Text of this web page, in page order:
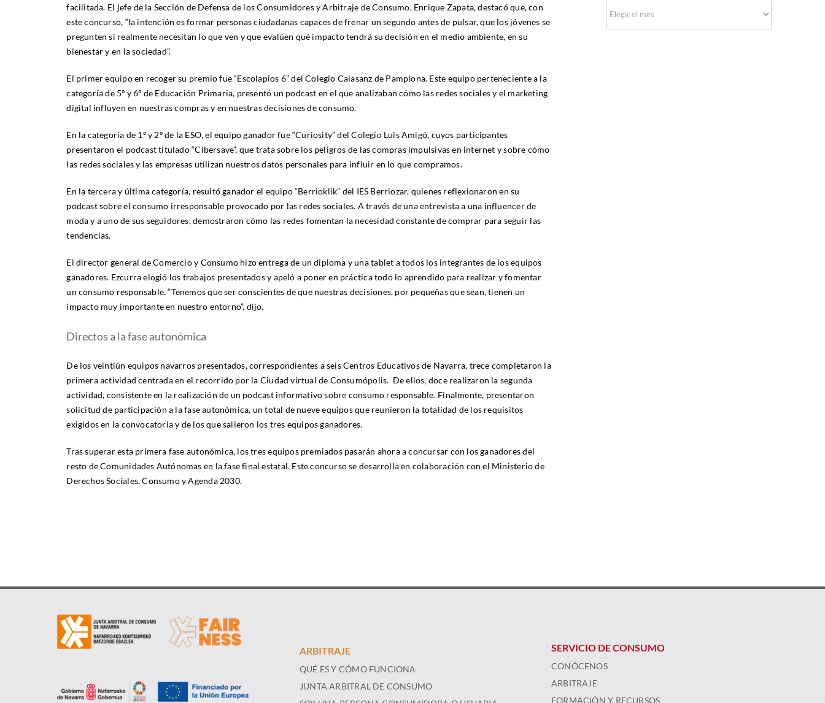
facilitada. El jefe de la Sección de Defensa de los Consumidores y Arbitraje de Consumo, Enrique Zapata, destacó que, con
este concurso, “la intención es formar personas ciudadanas capaces de frenar un segundo antes de pulsar, que los jóvenes se
pregunten si realmente necesitan lo que ven y que evalúen qué impacto tendrá su decisión en el medio ambiente, en su
bienestar y en la sociedad”.
El primer equipo en recoger su premio fue “Escolapios 6” del Colegio Calasanz de Pamplona. Este equipo perteneciente a la
categoría de 5º y 6º de Educación Primaria, presentó un podcast en el que analizaban cómo las redes sociales y el marketing
digital influyen en nuestras compras y en nuestras decisiones de consumo.
En la categoría de 1º y 2º de la ESO, el equipo ganador fue “Curiosity” del Colegio Luis Amigó, cuyos participantes
presentaron el podcast titulado “Cibersave”, que trata sobre los peligros de las compras impulsivas en internet y sobre cómo
las redes sociales y las empresas utilizan nuestros datos personales para influir en lo que compramos.
En la tercera y última categoría, resultó ganador el equipo “Berrioklik” del IES Berriozar, quienes reflexionaron en su
podcast sobre el consumo irresponsable provocado por las redes sociales. A través de una entrevista a una influencer de
moda y a uno de sus seguidores, demostraron cómo las redes fomentan la necesidad constante de comprar para seguir las
tendencias.
El director general de Comercio y Consumo hizo entrega de un diploma y una tablet a todos los integrantes de los equipos
ganadores. Ezcurra elogió los trabajos presentados y apeló a poner en práctica todo lo aprendido para realizar y fomentar
un consumo responsable. “Tenemos que ser conscientes de que nuestras decisiones, por pequeñas que sean, tienen un
impacto muy importante en nuestro entorno”, dijo.
Directos a la fase autonómica
De los veintiún equipos navarros presentados, correspondientes a seis Centros Educativos de Navarra, trece completaron la
primera actividad centrada en el recorrido por la Ciudad virtual de Consumópolis. De ellos, doce realizaron la segunda
actividad, consistente en la realización de un podcast informativo sobre consumo responsable. Finalmente, presentaron
solicitud de participación a la fase autonómica, un total de nueve equipos que reunieron la totalidad de los requisitos
exigidos en la convocatoria y de los que salieron los tres equipos ganadores.
Tras superar esta primera fase autonómica, los tres equipos premiados pasarán ahora a concursar con los ganadores del
resto de Comunidades Autónomas en la fase final estatal. Este concurso se desarrolla en colaboración con el Ministerio de
Derechos Sociales, Consumo y Agenda 2030.
ARBITRAJE
QUÉ ES Y CÓMO FUNCIONA
JUNTA ARBITRAL DE CONSUMO
SERVICIO DE CONSUMO
CONÓCENOS
ARBITRAJE
FORMACIÓN Y RECURSOS